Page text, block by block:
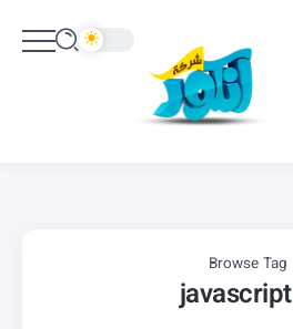
Browse Tag
javascript